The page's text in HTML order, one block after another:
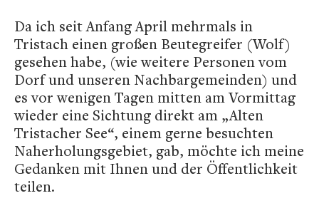
Da ich seit Anfang April mehrmals in
Tristach einen großen Beutegreifer (Wolf)
gesehen habe, (wie weitere Personen vom
Dorf und unseren Nachbargemeinden) und
es vor wenigen Tagen mitten am Vormittag
wieder eine Sichtung direkt am „Alten
Tristacher See“, einem gerne besuchten
Naherholungsgebiet, gab, möchte ich meine
Gedanken mit Ihnen und der Öffentlichkeit
teilen.